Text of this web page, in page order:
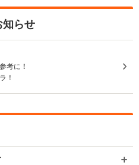
知らせ
考に！
！